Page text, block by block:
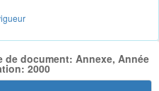
de document: Annexe, Année
2000